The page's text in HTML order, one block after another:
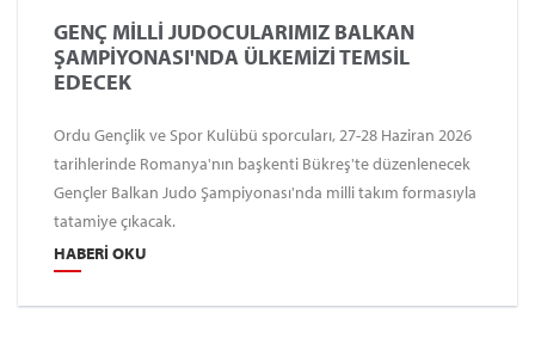
GENÇ MİLLİ JUDOCULARIMIZ BALKAN
ŞAMPİYONASI'NDA ÜLKEMİZİ TEMSİL
EDECEK
Ordu Gençlik ve Spor Kulübü sporcuları, 27-28 Haziran 2026
tarihlerinde Romanya'nın başkenti Bükreş'te düzenlenecek
Gençler Balkan Judo Şampiyonası'nda milli takım formasıyla
tatamiye çıkacak.
HABERI OKU